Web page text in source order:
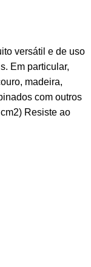
versátil e de uso
Em particular,
madeira,
com outros
Resiste ao